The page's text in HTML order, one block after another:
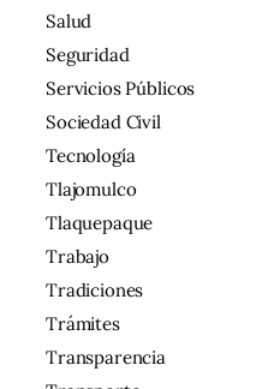
Salud
Seguridad
Servicios Públicos
Sociedad Civil
Tecnología
Tlajomulco
Tlaquepaque
Trabajo
Tradiciones
Trámites
Transparencia